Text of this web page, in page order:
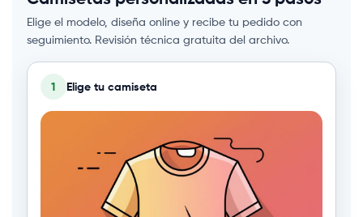
Elige el modelo, diseña online y recibe tu pedido con
seguimiento. Revisión técnica gratuita del archivo.
1 Elige tu camiseta